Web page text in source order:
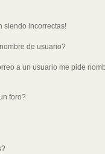
incorrectas!
de usuario?
a un usuario me pide
foro?